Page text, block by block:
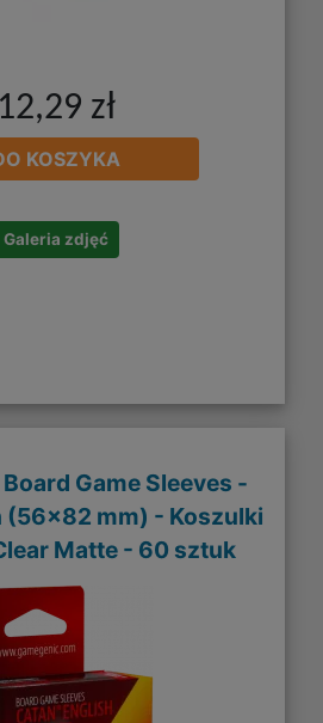
12,29 zł
KOSZYKA
Galeria zdjęć
Game Sleeves -
(56x82 mm) - Koszulki
Matte - 60 sztuk